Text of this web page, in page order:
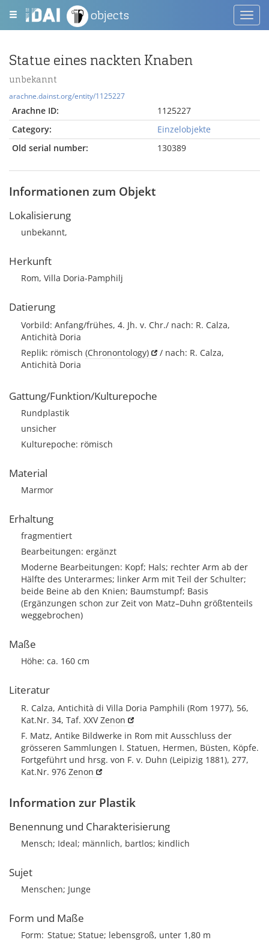
objects
Statue eines nackten Knaben
unbekannt
arachne.dainst.org/entity/1125227
Arachne ID:
1125227
Category:
Einzelobjekte
Old serial number:
130389
Informationen zum Objekt
Lokalisierung
unbekannt,
Herkunft
Rom, Villa Doria-Pamphilj
Datierung
Vorbild: Anfang/frühes, 4. Jh. v. Chr./ nach: R. Calza,
Antichità Doria
Replik: römisch (Chronontology)
/ nach: R. Calza,
Antichità Doria
Gattung/Funktion/Kulturepoche
Rundplastik
unsicher
Kulturepoche: römisch
Material
Marmor
Erhaltung
fragmentiert
Bearbeitungen: ergänzt
Moderne Bearbeitungen: Kopf; Hals; rechter Arm ab der
Hälfte des Unterarmes; linker Arm mit Teil der Schulter;
beide Beine ab den Knien; Baumstumpf; Basis
(Ergänzungen schon zur Zeit von Matz–Duhn größtenteils
weggebrochen)
Maße
Höhe: ca. 160 cm
Literatur
R. Calza, Antichità di Villa Doria Pamphili (Rom 1977), 56,
Kat.Nr. 34, Taf. XXVZenon
F. Matz, Antike Bildwerke in Rom mit Ausschluss der
grösseren Sammlungen I. Statuen, Hermen, Büsten, Köpfe.
Fortgeführt und hrsg. von F. v. Duhn (Leipizig 1881), 277,
Kat.Nr. 976 Zenon
Information zur Plastik
Benennung und Charakterisierung
Mensch; Ideal; männlich, bartlos; kindlich
Sujet
Menschen; Junge
Form und Maße
Form Statue; Statue; lebensgroß, unter 1,80 m